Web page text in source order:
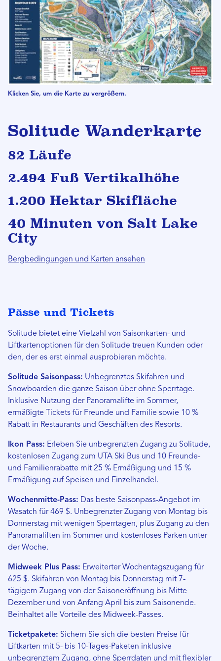
Klicken Sie, um die Karte zu vergrößern.
Solitude Wanderkarte
82 Läufe
2.494 Fuß Vertikalhöhe
1.200 Hektar Skifläche
40 Minuten von Salt Lake
City
Bergbedingungen und Karten ansehen
Pässe und Tickets
Solitude bietet eine Vielzahl von Saisonkarten- und
Liftkartenoptionen für den Solitude treuen Kunden oder
den, der es erst einmal ausprobieren möchte.
Solitude Saisonpass: Unbegrenztes Skifahren und
Snowboarden die ganze Saison über ohne Sperrtage.
Inklusive Nutzung der Panoramalifte im Sommer,
ermäßigte Tickets für Freunde und Familie sowie 10 %
Rabatt in Restaurants und Geschäften des Resorts.
Ikon Pass: Erleben Sie unbegrenzten Zugang zu Solitude,
kostenlosen Zugang zum UTA Ski Bus und 10 Freunde-
und Familienrabatte mit 25 % Ermäßigung und 15 %
Ermäßigung auf Speisen und Einzelhandel.
Wochenmitte-Pass: Das beste Saisonpass-Angebot im
Wasatch für 469 $. Unbegrenzter Zugang von Montag bis
Donnerstag mit wenigen Sperrtagen, plus Zugang zu den
Panoramaliften im Sommer und kostenloses Parken unter
der Woche.
Midweek Plus Pass: Erweiterter Wochentagszugang für
625 $. Skifahren von Montag bis Donnerstag mit 7-
tägigem Zugang von der Saisoneröffnung bis Mitte
Dezember und von Anfang April bis zum Saisonende.
Beinhaltet alle Vorteile des Midweek-Passes.
Ticketpakete: Sichern Sie sich die besten Preise für
Liftkarten mit 5- bis 10-Tages-Paketen inklusive
unbegrenztem Zugang, ohne Sperrdaten und mit flexibler